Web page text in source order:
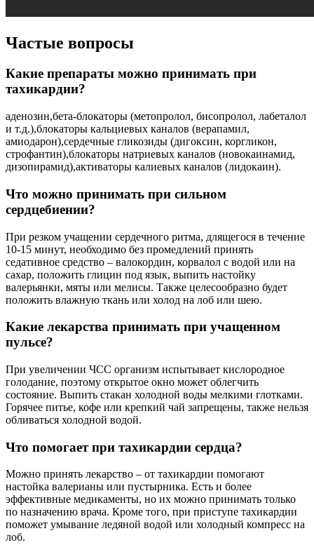
Частые вопросы
Какие препараты можно принимать при
тахикардии?
аденозин,бета-блокаторы (метопролол, бисопролол, лабеталол
и т.д.),блокаторы кальциевых каналов (верапамил,
амиодарон),сердечные гликозиды (дигоксин, коргликон,
строфантин),блокаторы натриевых каналов (новокаинамид,
дизопирамид),активаторы калиевых каналов (лидокаин).
Что можно принимать при сильном
сердцебиении?
При резком учащении сердечного ритма, длящегося в течение
10-15 минут, необходимо без промедлений принять
седативное средство – валокордин, корвалол с водой или на
сахар, положить глицин под язык, выпить настойку
валерьянки, мяты или мелисы. Также целесообразно будет
положить влажную ткань или холод на лоб или шею.
Какие лекарства принимать при учащенном
пульсе?
При увеличении ЧСС организм испытывает кислородное
голодание, поэтому открытое окно может облегчить
состояние. Выпить стакан холодной воды мелкими глотками.
Горячее питье, кофе или крепкий чай запрещены, также нельзя
обливаться холодной водой.
Что помогает при тахикардии сердца?
Можно принять лекарство – от тахикардии помогают
настойка валерианы или пустырника. Есть и более
эффективные медикаменты, но их можно принимать только
по назначению врача. Кроме того, при приступе тахикардии
поможет умывание ледяной водой или холодный компресс на
лоб.